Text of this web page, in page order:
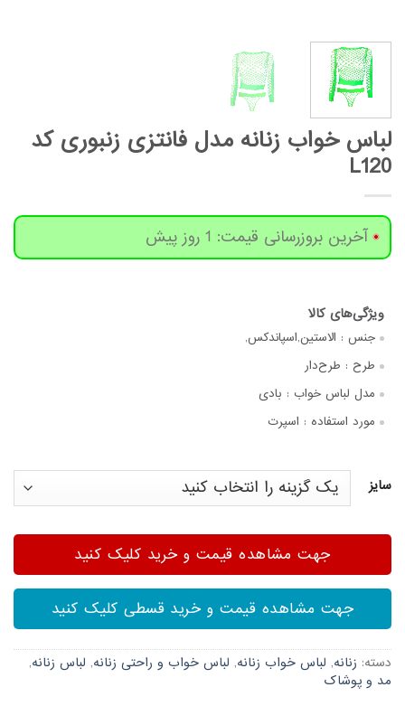
لباس خواب زنانه مدل فانتزی زنبوری کد
L120
آخرین بروزرسانی قیمت: 1 روز پیش
جنس : الاستین,اسپاندکس,
طرح : طرح‌دار
مدل لباس خواب : بادی
مورد استفاده : اسپرت
سایز
جهت مشاهده قیمت و خرید کلیک کنید
جهت مشاهده قیمت و خرید قسطی کلیک کنید
دسته: زنانه, لباس خواب زنانه, لباس خواب و راحتی زنانه, لباس زنانه,
مد و پوشاک